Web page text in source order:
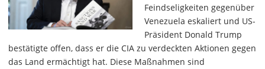
Feindseligkeiten gegenüber
Venezuela eskaliert und US-
Präsident Donald Trump
bestätigte offen, dass er die CIA zu verdeckten Aktionen gegen
das Land ermächtigt hat. Diese Maßnahmen sind